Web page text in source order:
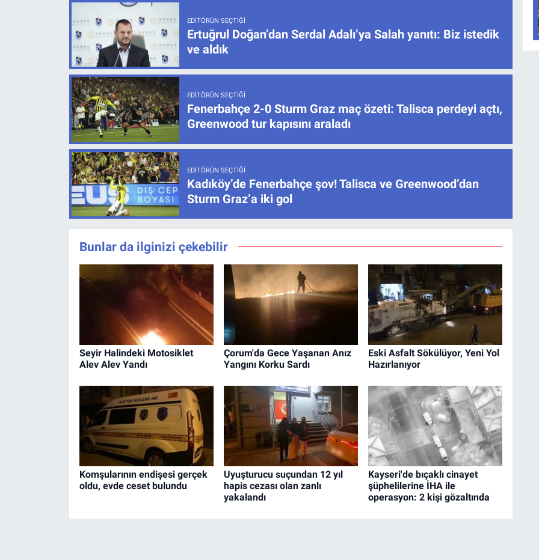
EDITÖRÜN SEÇTIĞI
Ertuğrul Doğan’dan Serdal Adalı’ya Salah yanıtı: Biz istedik
ve aldık
EDITÖRÜN SEÇTIĞI
Fenerbahçe 2-0 Sturm Graz maç özeti: Talisca perdeyi açtı,
Greenwood tur kapısını araladı
EDITÖRÜN SEÇTIĞI
Kadıköy’de Fenerbahçe şov! Talisca ve Greenwood’dan
Sturm Graz’a iki gol
Bunlar da ilginizi çekebilir
Seyir Halindeki Motosiklet
Alev Alev Yandı
Çorum'da Gece Yaşanan Anız
Yangını Korku Sardı
Eski Asfalt Sökülüyor, Yeni Yol
Hazırlanıyor
Komşularının endişesi gerçek
oldu, evde ceset bulundu
Uyuşturucu suçundan 12 yıl
hapis cezası olan zanlı
yakalandı
Kayseri'de bıçaklı cinayet
şüphelilerine İHA ile
operasyon: 2 kişi gözaltında